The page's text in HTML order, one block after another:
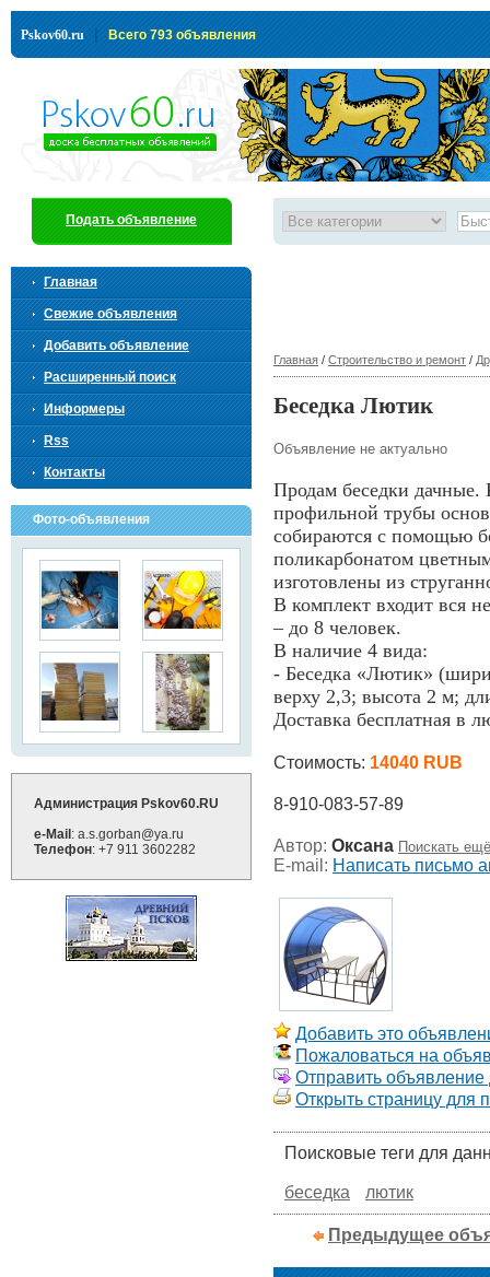
Pskov60.ru | Всего 793 объявления
Главная / Строительство и ремонт /
Беседка Лютик
Объявление не актуально
Продам беседки дачные.
профильной трубы
собираются с помощью
поликарбонатом
изготовлены из
В комплект входит вся
– до 8 человек.
В наличие 4 вида:
- Беседка «Лютик»
верху 2,3; высота 2 м;
Доставка бесплатная в
Стоимость: 14040 RUB
8-910-083-57-89
Автор: Оксана Поискать
E-mail: Написать письмо
Добавить это
Пожаловаться на
Отправить объявление
Открыть страницу для
Поисковые теги для
беседка лютик
Предыдущее
Подать объявление
Главная
Свежие объявления
Добавить объявление
Расширенный поиск
Информеры
Rss
Контакты
Фото-объявления
Администрация Pskov60.RU
e-Mail : a.s.gorban@ya.ru
Телефон: +7 911 3602282